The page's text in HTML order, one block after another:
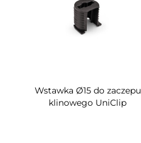
Wstawka Ø15 do zaczepu
klinowego UniClip